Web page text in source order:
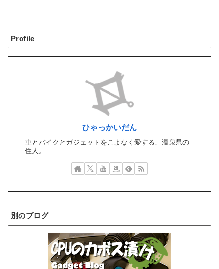
Profile
ひゃっかいだん
車とバイクとガジェットをこよなく愛する、温泉県の
住人。
別のブログ